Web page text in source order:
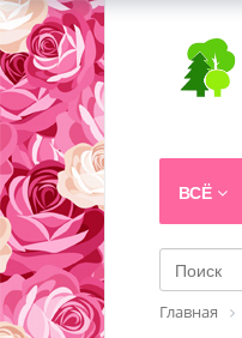
ВСЁ
Главная